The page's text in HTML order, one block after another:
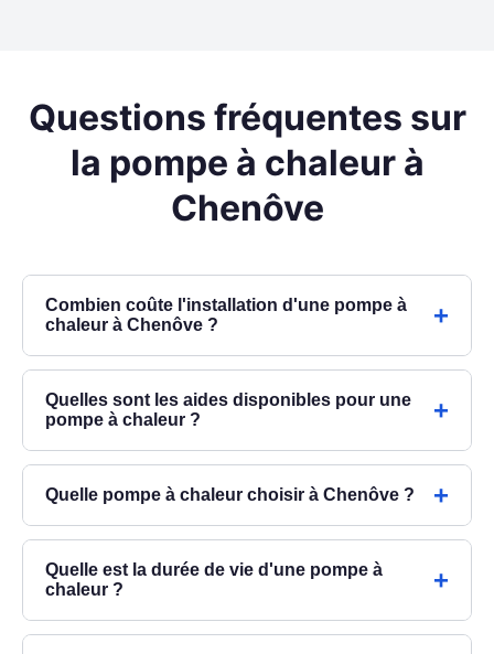
Questions fréquentes sur
la pompe à chaleur à
Chenôve
Combien coûte l'installation d'une pompe à
chaleur à Chenôve ?
Quelles sont les aides disponibles pour une
pompe à chaleur ?
Quelle pompe à chaleur choisir à Chenôve ?
Quelle est la durée de vie d'une pompe à
chaleur ?